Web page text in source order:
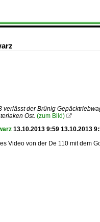
verlässt der Brünig
Ost. (zum Bild) 
13.10.2013 9:59 13.10.2013
Video von der De 110 mit dem